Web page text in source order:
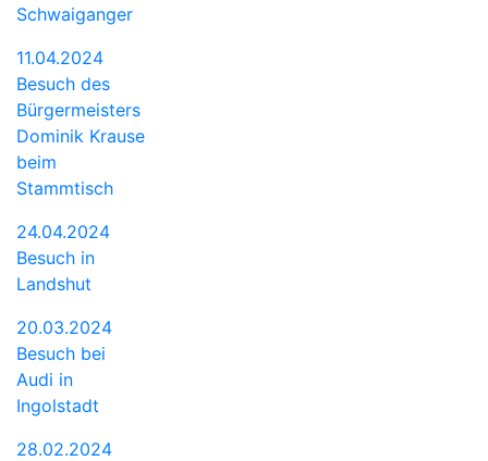
Schwaiganger
11.04.2024
Besuch des
Bürgermeisters
Dominik Krause
beim
Stammtisch
24.04.2024
Besuch in
Landshut
20.03.2024
Besuch bei
Audi in
Ingolstadt
28.02.2024